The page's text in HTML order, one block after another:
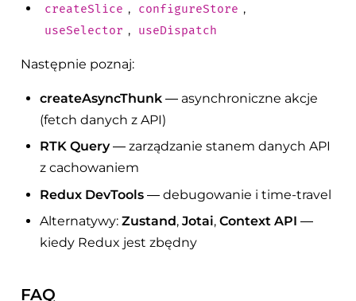
createSlice , configureStore ,
useSelector , useDispatch
Następnie poznaj:
createAsyncThunk — asynchroniczne akcje
(fetch danych z API)
RTK Query— zarządzanie stanem danych API
z cachowaniem
Redux DevTools — debugowanie i time-travel
Alternatywy:Zustand,Jotai,Context API —
kiedy Redux jest zbędny
FAQ